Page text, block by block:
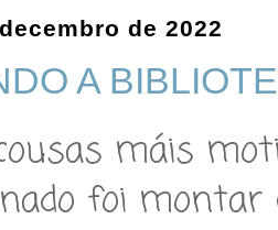
de 2022
A
máis
foi montar